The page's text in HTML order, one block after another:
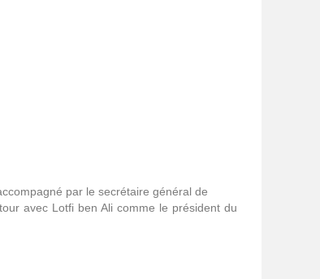
par le secrétaire général de
avec Lotfi ben Ali comme le président du